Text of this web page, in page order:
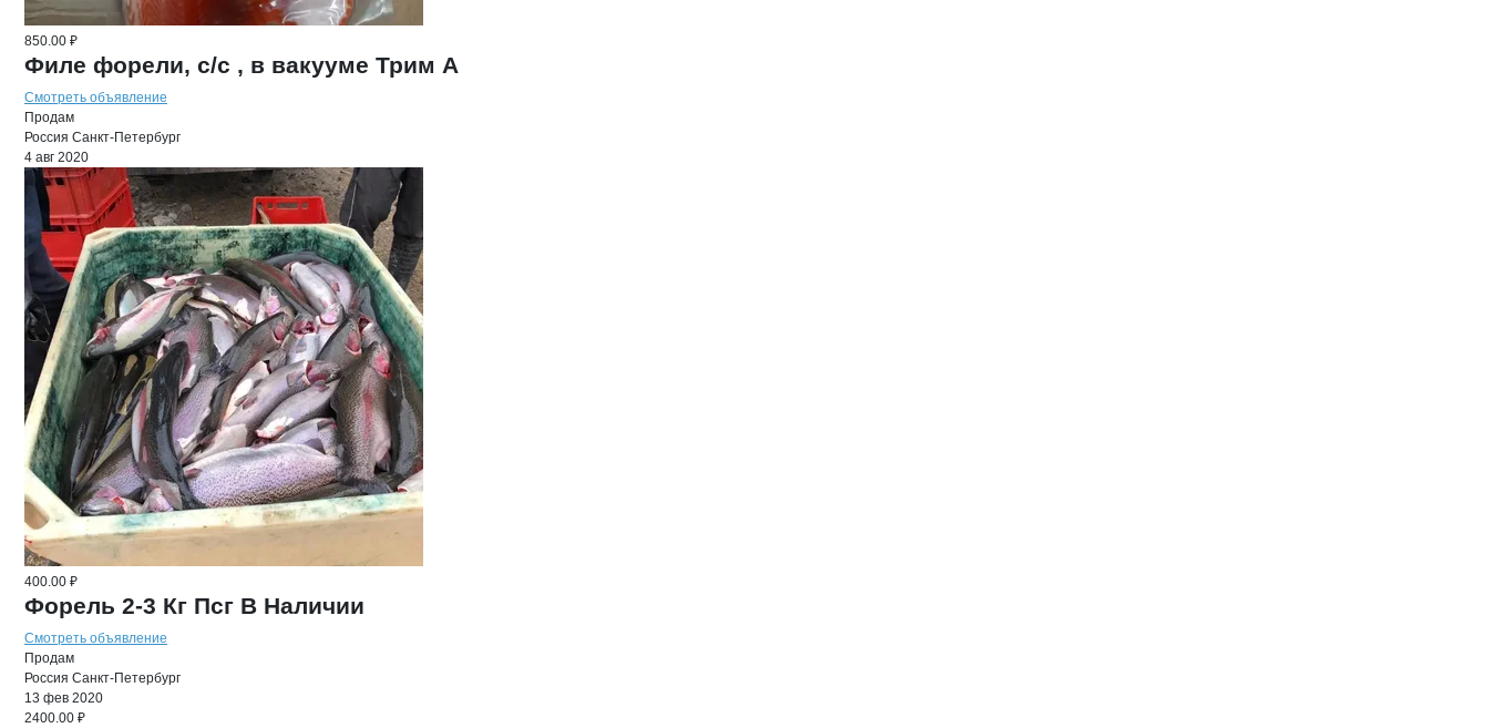
850.00 ₽
Филе форели, с/с , в вакууме Трим А
Смотреть объявление
Продам
Россия Санкт-Петербург
4 авг 2020
400.00 ₽
Форель 2-3 Кг Псг В Наличии
Смотреть объявление
Продам
Россия Санкт-Петербург
13 фев 2020
2400.00 ₽